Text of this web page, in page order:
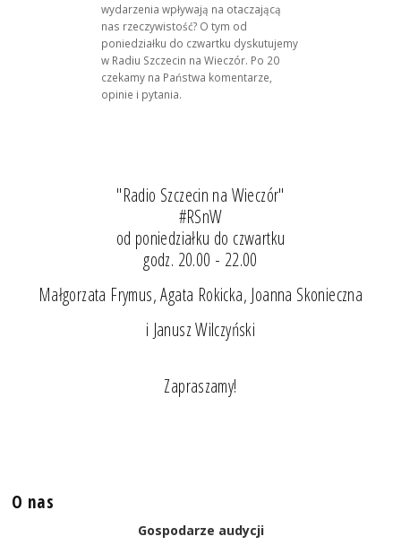
wydarzenia wpływają na otaczającą
nas rzeczywistość? O tym od
poniedziałku do czwartku dyskutujemy
w Radiu Szczecin na Wieczór. Po 20
czekamy na Państwa komentarze,
opinie i pytania.
"Radio Szczecin na Wieczór"
#RSnW
od poniedziałku do czwartku
godz. 20.00 - 22.00
Małgorzata Frymus, Agata Rokicka, Joanna Skonieczna
i Janusz Wilczyński
Zapraszamy!
O nas
Gospodarze audycji